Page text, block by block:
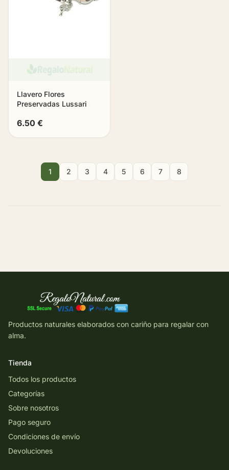
Llavero Flores
Preservadas Lussari
6.50 €
1 2 3 4 5 6 7 8
Productos naturales elaborados con cariño para regalar con
alma.
Tienda
Todos los productos
Categorías
Sobre nosotros
Pago seguro
Condiciones de envío
Devoluciones